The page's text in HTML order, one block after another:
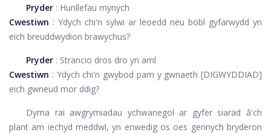
Pryder : Hunllefau mynych
Cwestiwn : Ydych chi'n sylwi ar leoedd neu bobl gyfarwydd yn
eich breuddwydion brawychus?
Pryder : Strancio dros dro yn aml
Cwestiwn : Ydych chi'n gwybod pam y gwnaeth [DIGWYDDIAD]
eich gwneud mor ddig?
Dyma rai awgrymiadau ychwanegol ar gyfer siarad â'ch
plant am iechyd meddwl, yn enwedig os oes gennych bryderon